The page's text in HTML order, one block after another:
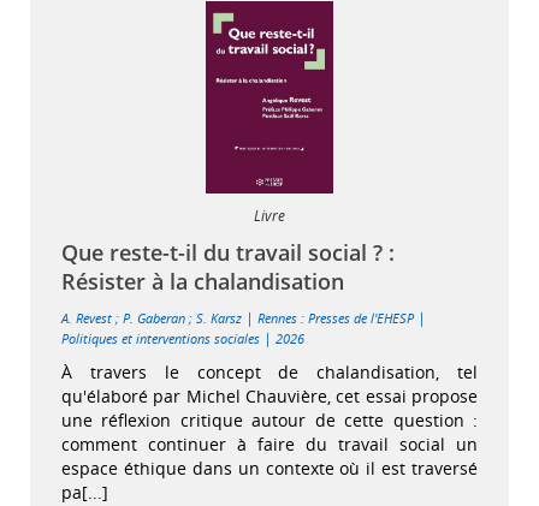
Livre
Que reste-t-il du travail social ? :
Résister à la chalandisation
A. Revest ; P. Gaberan ; S. Karsz | Rennes : Presses de l'EHESP|
Politiques et interventions sociales | 2026
À travers le concept de chalandisation, tel
qu'élaboré par Michel Chauvière, cet essai propose
une réflexion critique autour de cette question :
comment continuer à faire du travail social un
espace éthique dans un contexte où il est traversé
pa[...]